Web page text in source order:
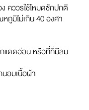
คววรใช้โหมดซักปกติ
ภูมิไม่เกิน 40 องศา
กแดดอ่อน หรือที่ที่มีลม
อมเนื้อผ้า